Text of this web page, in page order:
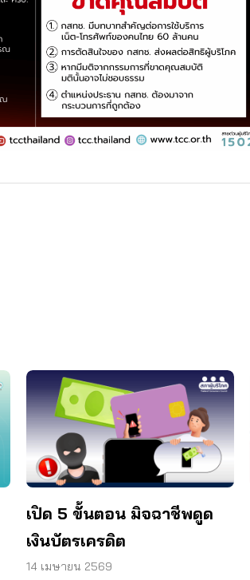
เปิด 5 ขั้นตอน มิจฉาชีพดูด
เงินบัตรเครดิต
14 เมษายน 2569